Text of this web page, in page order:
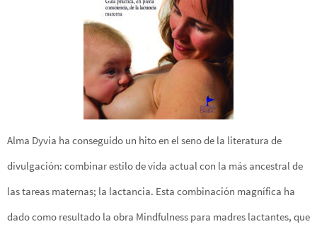
Alma Dyvia ha conseguido un hito en el seno de la literatura de
divulgación: combinar estilo de vida actual con la más ancestral de
las tareas maternas; la lactancia. Esta combinación magnífica ha
dado como resultado la obra Mindfulness para madres lactantes, que